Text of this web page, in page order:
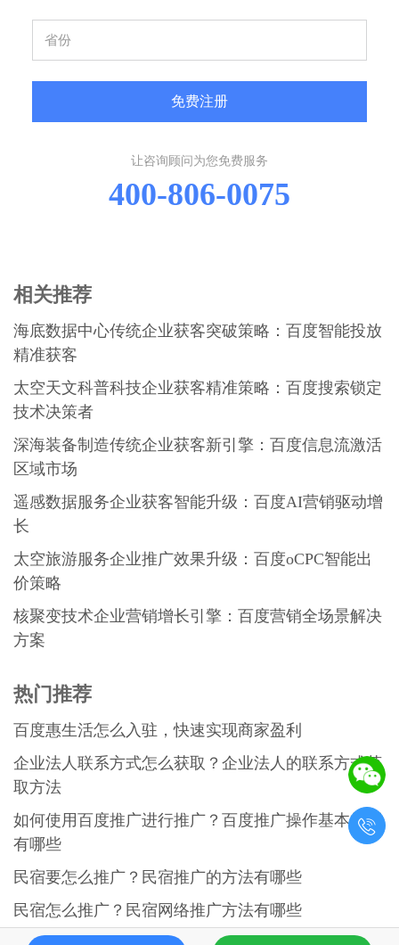
免费注册
让咨询顾问为您免费服务
400-806-0075
相关推荐
海底数据中心传统企业获客突破策略：百度智能投放
精准获客
太空天文科普科技企业获客精准策略：百度搜索锁定
技术决策者
深海装备制造传统企业获客新引擎：百度信息流激活
区域市场
遥感数据服务企业获客智能升级：百度AI营销驱动增
长
太空旅游服务企业推广效果升级：百度oCPC智能出
价策略
核聚变技术企业营销增长引擎：百度营销全场景解决
方案
热门推荐
百度惠生活怎么入驻，快速实现商家盈利
企业法人联系方式怎么获取？企业法人的联系方式获
取方法
如何使用百度推广进行推广？百度推广操作基本规则
有哪些
民宿要怎么推广？民宿推广的方法有哪些
民宿怎么推广？民宿网络推广方法有哪些
